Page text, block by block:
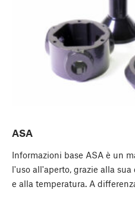
ASA
Informazioni base ASA è un
l'uso all'aperto, grazie alla
e alla temperatura. A